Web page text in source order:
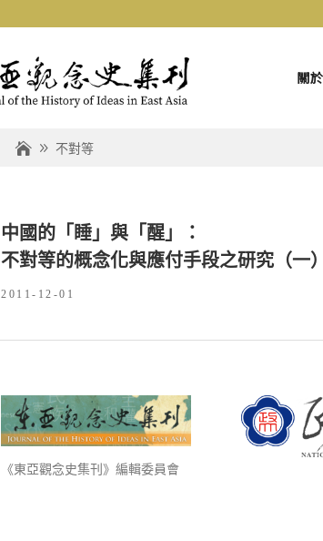
關
不對等
中國的「睡」與「醒」：
不對等的概念化與應付手段之研究（一）
2011-12-01
《東亞觀念史集刊》編輯委員會